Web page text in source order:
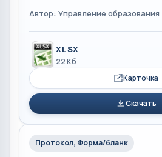
Автор: Управление образования
XLSX
22 Кб
Карточка
Скачать
Протокол, Форма/бланк